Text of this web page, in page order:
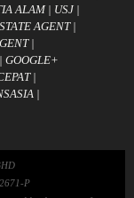
ALAM| USJ |
AGENT|
|
| GOOGLE+
|
|
P